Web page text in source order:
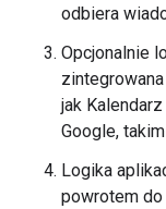
odbiera
Opcjonalnie
jak
Google,
Logika
powrotem do